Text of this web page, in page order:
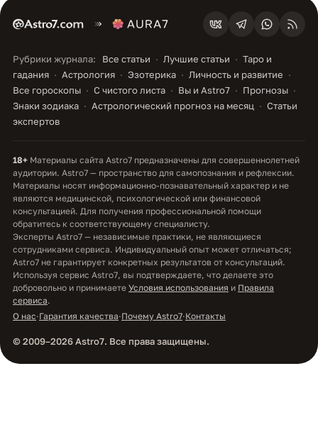
Рубрики журнала: Все статьи Лучшие статьи
Таро и
гадания
Астрология Эзотерика
Личность и развитие
Все гороскопы
С чистого листа Вы и Astro7
Прогнозы
Знаки зодиака
Астрологический прогноз на месяц
Статьи
экспертов
18+ Материалы сайта Astro7 предназначены для совершеннолетней
аудитории. Astro7 — пространство для самопознания и рефлексии.
Материалы носят информационно-познавательный характер и не
являются медицинской, психологической или финансовой
консультацией. Для получения профессиональной помощи
обратитесь к соответствующему специалисту.
Эксперты Astro7 — независимые практики, не являющиеся
сотрудниками сервиса. Индивидуальный опыт может отличаться;
Astro7 не гарантирует конкретных результатов от консультаций.
Используя сервис Astro7, вы подтверждаете, что делаете это
добровольно и принимаете Условия использования и Правила
сервиса.
О нас·Гарантия качества·Почему Astro7·Контакты
© 2009–2026 Astro7. Все права защищены.